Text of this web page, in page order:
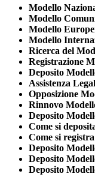
Modello
Modello
Modello
Modello
Ricerca del
Registrazione
Deposito
Assistenza
Opposizione
Rinnovo
Deposito
Come si
Come si
Deposito
Deposito
Deposito